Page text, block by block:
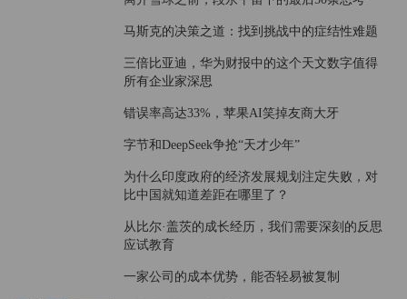
马斯克的决策之道：找到挑战中的症结性难题
三倍比亚迪，华为财报中的这个天文数字值得
字节和DeepSeek争抢“天才少年”
为什么印度政府的经济发展规划注定失败，对
比中国就知道差距在哪里了？
从比尔·盖茨的成长经历，我们需要深刻的反思